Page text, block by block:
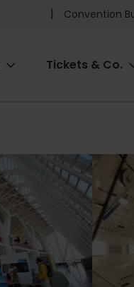
Pre
Convention
Tickets & Co.